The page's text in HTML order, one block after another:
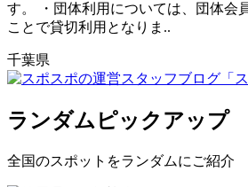
す。 ・団体利用については、団体会
ことで貸切利用となりま..
千葉県
ランダムピックアップ
全国のスポットをランダムにご紹介